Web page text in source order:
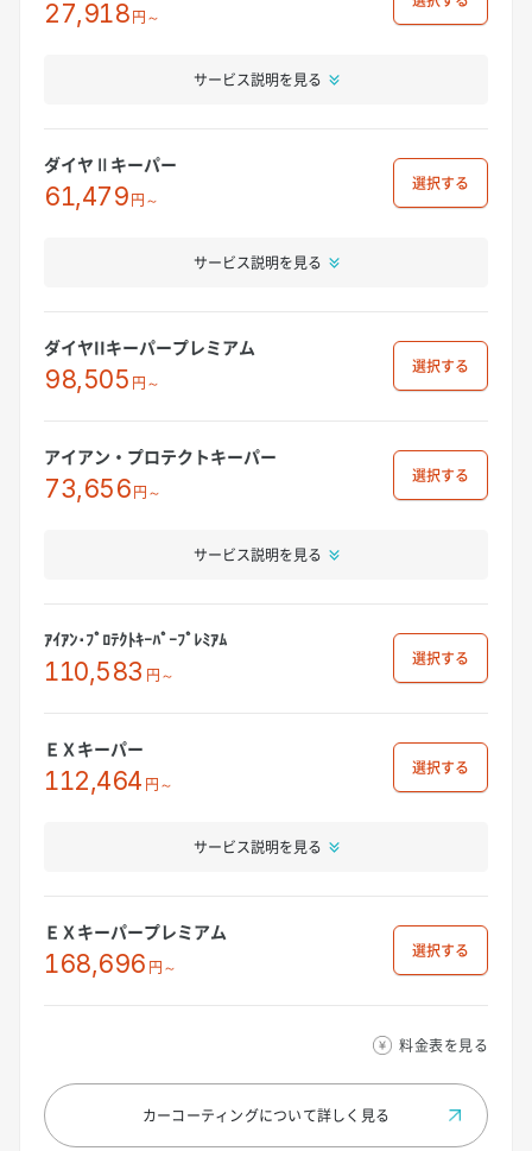
27,918円～
サービス説明を見る
ダイヤⅡキーパー
61,479円～
選択
サービス説明を見る
ダイヤIIキーパープレミアム
98,505 円～
選択
アイアン・プロテクトキーパー
73,656円～
選択
サービス説明を見る
ｱｲｱﾝ･ﾌﾟﾛﾃｸﾄｷｰﾊﾟｰﾌﾟﾚﾐｱﾑ
110,583 円～
選択
ＥＸキーパー
112,464 円～
選択
サービス説明を見る
ＥＸキーパープレミアム
168,696 円～
選択
料金表を見る
カーコーティングについて詳しく見る